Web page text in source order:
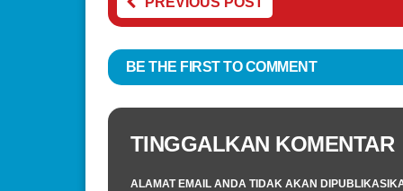
BE THE FIRST TO COMMENT
TINGGALKAN KOMENTAR
ALAMAT EMAIL ANDA TIDAK AKAN